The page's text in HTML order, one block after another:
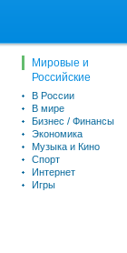
Мировые и
Российские
В России
В мире
Бизнес / Финансы
Экономика
Музыка и Кино
Спорт
Интернет
Игры